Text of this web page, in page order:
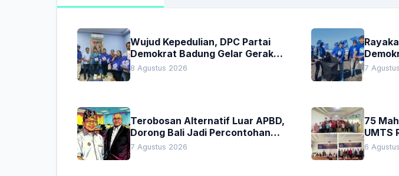
Wujud Kepedulian, DPC Partai
Demokrat Badung Gelar Gerakan
Donor Darah
8 Agustus 2026
Nyata
7
Terobosan Alternatif Luar APBD,
Dorong Bali Jadi Percontohan
Nasional Pembiayaan Daerah
7 Agustus 2026
75
UMTS
Dekan
6